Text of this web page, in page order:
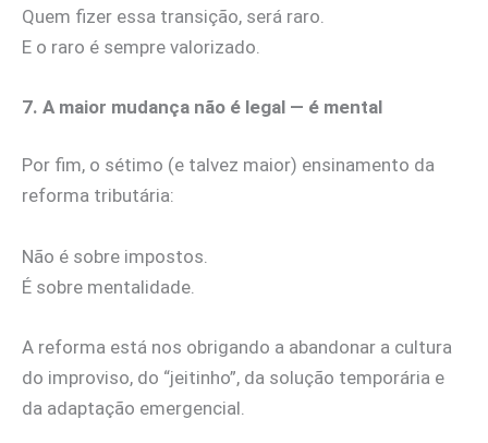
Quem fizer essa transição, será raro.
E o raro é sempre valorizado.
7. A maior mudança não é legal — é mental
Por fim, o sétimo (e talvez maior) ensinamento da
reforma tributária:
Não é sobre impostos.
É sobre mentalidade.
A reforma está nos obrigando a abandonar a cultura
do improviso, do “jeitinho”, da solução temporária e
da adaptação emergencial.